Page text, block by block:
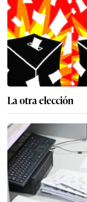
La otra elección